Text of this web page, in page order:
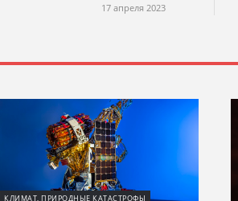
17 апреля 2023
КЛИМАТ, ПРИРОДНЫЕ КАТАСТРОФЫ